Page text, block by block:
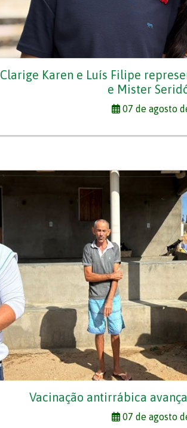
Clarige Karen e Luís Filipe
e Mister
07 de agosto
Vacinação antirrábica
07 de agosto